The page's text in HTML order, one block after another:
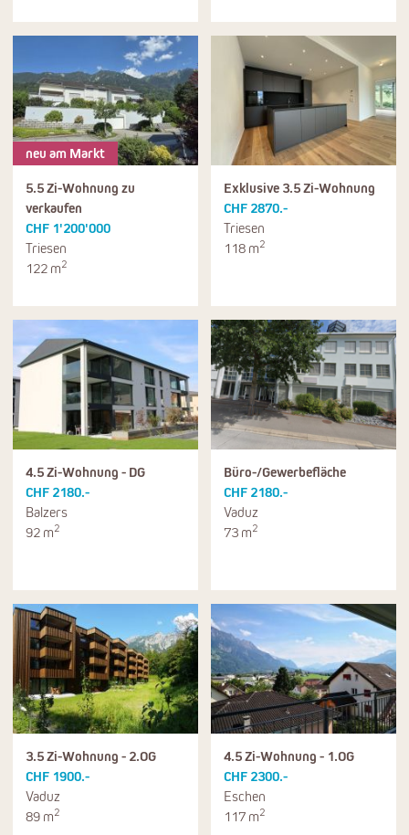
neu am Markt
5.5 Zi-Wohnung zu
verkaufen
CHF 1'200'000
Triesen
122 m2
Exklusive 3.5 Zi-Wohnung
CHF 2870.-
Triesen
118 m2
4.5 Zi-Wohnung - DG
CHF 2180.-
Balzers
92 m2
Büro-/Gewerbefläche
CHF 2180.-
Vaduz
73 m2
3.5 Zi-Wohnung - 2.OG
CHF 1900.-
Vaduz
89 m2
4.5 Zi-Wohnung - 1.OG
CHF 2300.-
Eschen
117 m2